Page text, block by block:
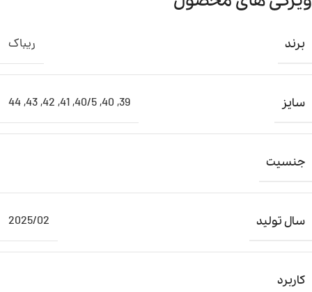
برند ریباک
سایز 39
,
40
,
40/5
,
41
,
42
,
43
,
44
جنسیت
سال تولید 2025/02
کاربرد